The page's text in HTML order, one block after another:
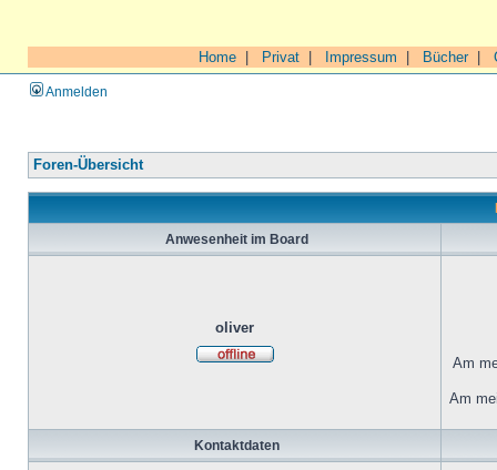
Home Privat Impressum Bücher|
Anmelden
Foren-Übersicht
Anwesenheit im Board
oliver
Am
Am
Kontaktdaten